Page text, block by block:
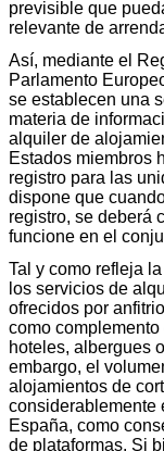
previsible que
relevante de
Así, mediante el
Parlamento
se establecen una
materia de
alquiler de
Estados miembros
registro para las
dispone que
registro, se deberá
funcione en el
Tal y como refleja
los servicios de
ofrecidos por
como
hoteles, albergues
embargo, el
alojamientos de
considerablemente
España, como
de plataformas. Si